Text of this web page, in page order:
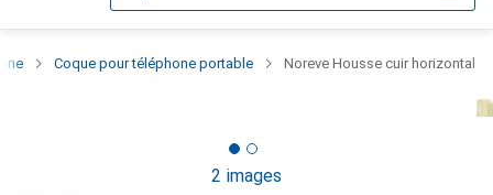
Coque pour téléphone portable Noreve Housse cuir horizontal
2 images